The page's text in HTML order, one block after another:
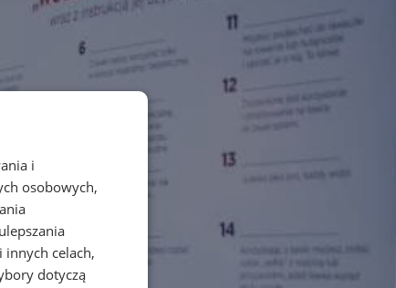
i
osobowych,
innych celach,
dotyczą